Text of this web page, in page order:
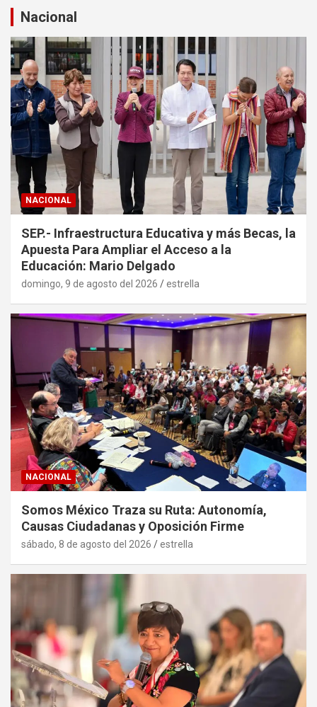
a
r
Nacional
NACIONAL
SEP.- Infraestructura Educativa y más Becas, la
Apuesta Para Ampliar el Acceso a la
Educación: Mario Delgado
domingo, 9 de agosto del 2026 estrella
NACIONAL
Somos México Traza su Ruta: Autonomía,
Causas Ciudadanas y Oposición Firme
sábado, 8 de agosto del 2026 estrella